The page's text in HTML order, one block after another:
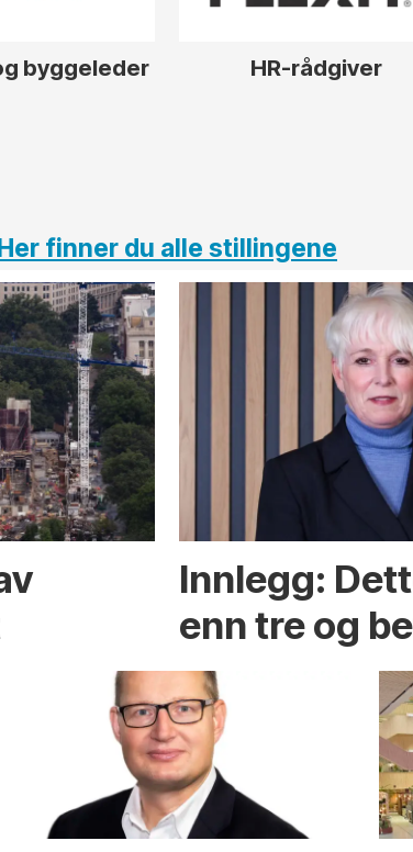
byggeleder HR-rådgiver
finner du alle stillingene
Innlegg:
enn tre og